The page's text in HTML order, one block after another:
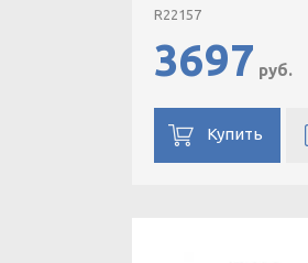
R22157
3697 руб.
Купить